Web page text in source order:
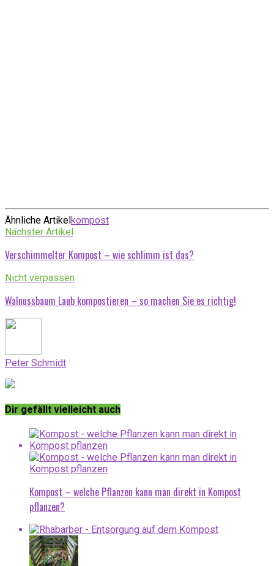
Ähnliche Artikelkompost
Nächster Artikel
Verschimmelter Kompost – wie schlimm ist das?
Nicht verpassen
Walnussbaum Laub kompostieren – so machen Sie es richtig!
Peter Schmidt
Dir gefällt vielleicht auch
Kompost – welche Pflanzen kann man direkt in Kompost
pflanzen?